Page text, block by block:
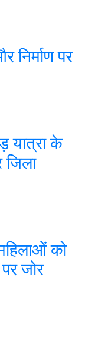
निर्माण पर
यात्रा के
जिला
को
जोर